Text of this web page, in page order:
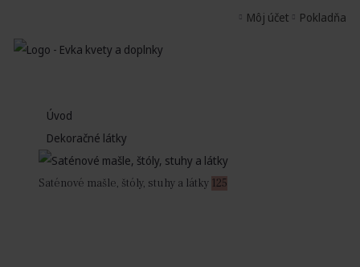
Môj účet Pokladňa
Úvod
Dekoračné látky
Saténové mašle, štóly, stuhy a látky 125